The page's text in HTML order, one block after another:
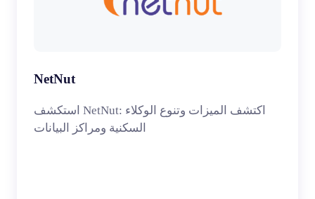
NetNut
استكشف NetNut: اكتشف الميزات وتنوع الوكلاء
السكنية ومراكز البيانات